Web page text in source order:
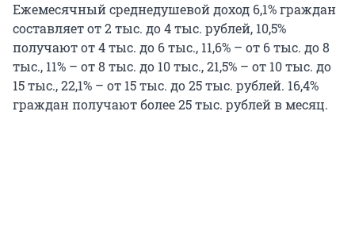
Ежемесячный среднедушевой доход 6,1% граждан
составляет от 2 тыс. до 4 тыс. рублей, 10,5%
получают от 4 тыс. до 6 тыс., 11,6% – от 6 тыс. до 8
тыс., 11% – от 8 тыс. до 10 тыс., 21,5% – от 10 тыс. до
15 тыс., 22,1% – от 15 тыс. до 25 тыс. рублей. 16,4%
граждан получают более 25 тыс. рублей в месяц.